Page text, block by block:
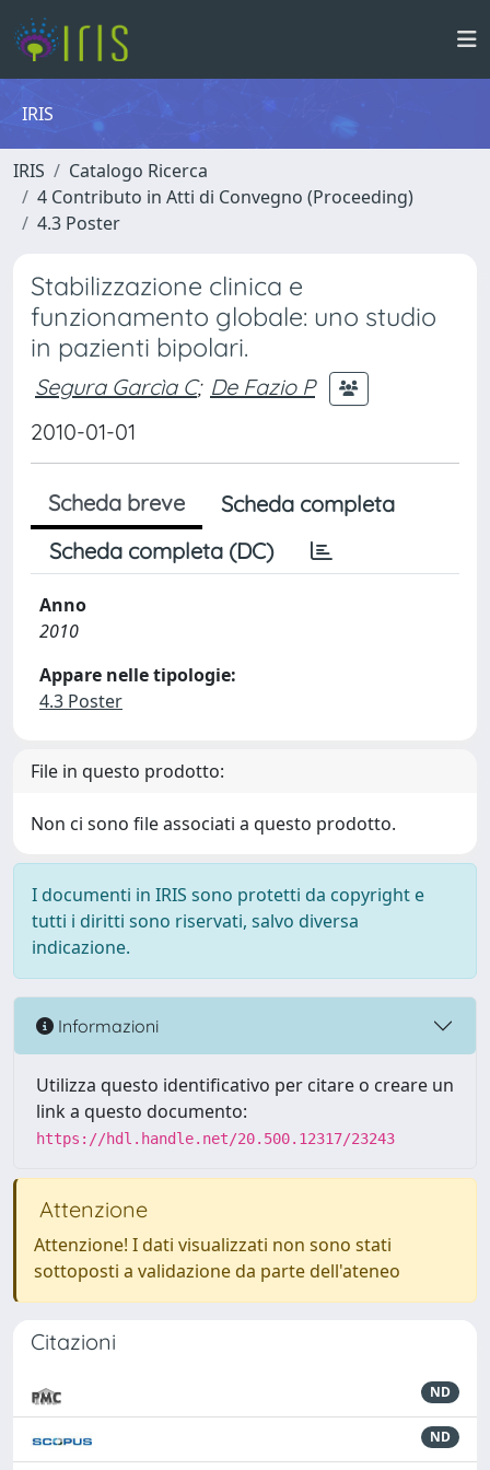
IRIS
IRIS
Catalogo Ricerca
4 Contributo in Atti di Convegno (Proceeding)
4.3 Poster
Stabilizzazione clinica e
funzionamento globale: uno studio
in pazienti bipolari.
Segura Garcìa C; De Fazio P
2010-01-01
Scheda breve
Scheda completa
Scheda completa (DC)
Anno
2010
Appare nelle tipologie:
4.3 Poster
File in questo prodotto:
Non ci sono file associati a questo prodotto.
I documenti in IRIS sono protetti da copyright e
tutti i diritti sono riservati, salvo diversa
indicazione.
Informazioni
Utilizza questo identificativo per citare o creare un
link a questo documento:
https://hdl.handle.net/20.500.12317/23243
Attenzione
Attenzione! I dati visualizzati non sono stati
sottoposti a validazione da parte dell'ateneo
Citazioni
ND
ND